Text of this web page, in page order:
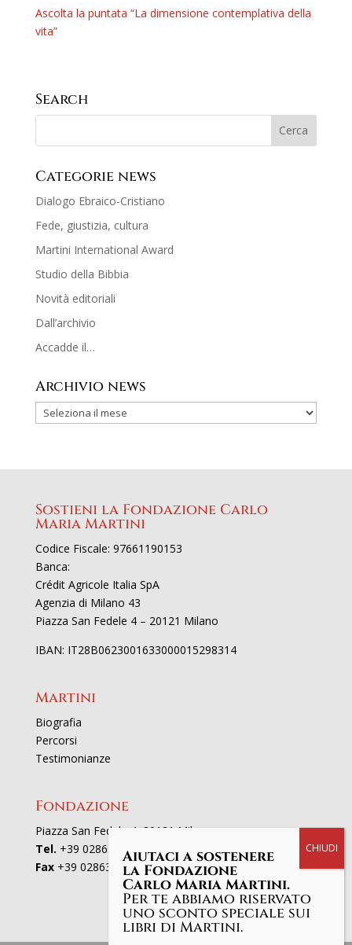
Ascolta la puntata “La dimensione contemplativa della
vita”
Search
Categorie news
Dialogo Ebraico-Cristiano
Fede, giustizia, cultura
Martini International Award
Studio della Bibbia
Novità editoriali
Dall’archivio
Accadde il…
Archivio news
Sostieni la Fondazione Carlo
Maria Martini
Codice Fiscale: 97661190153
Banca:
Crédit Agricole Italia SpA
Agenzia di Milano 43
Piazza San Fedele 4 – 20121 Milano
IBAN: IT28B0623001633000015298314
Martini
Biografia
Percorsi
Testimonianze
Fondazione
Piazza San Fedele 4, 20121 Milano
Tel. +39 02863521
Fax+39 0286352801
Aiutaci a sostenere
la Fondazione
Carlo Maria Martini.
Per te abbiamo riservato
uno sconto speciale sui
libri di Martini.